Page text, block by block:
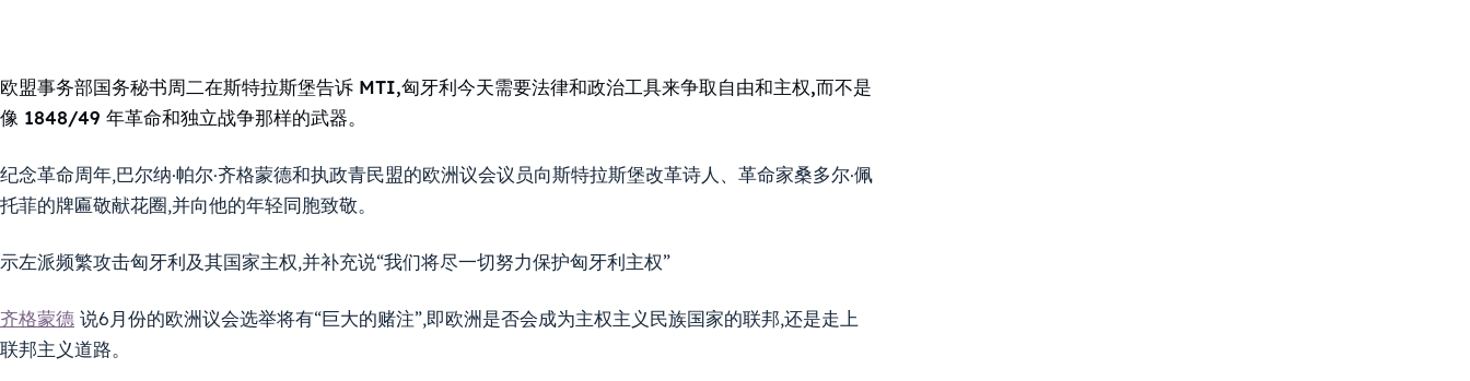
欧盟事务部国务秘书周二在斯特拉斯堡告诉 MTI,匈牙利今天需要法律和政治工具来争取自由和主权,而不是
像 1848/49 年革命和独立战争那样的武器。
纪念革命周年,巴尔纳·帕尔·齐格蒙德和执政青民盟的欧洲议会议员向斯特拉斯堡改革诗人、革命家桑多尔·佩
托菲的牌匾敬献花圈,并向他的年轻同胞致敬。
示左派频繁攻击匈牙利及其国家主权,并补充说“我们将尽一切努力保护匈牙利主权”
齐格蒙德 说6月份的欧洲议会选举将有“巨大的赌注”,即欧洲是否会成为主权主义民族国家的联邦,还是走上
联邦主义道路。